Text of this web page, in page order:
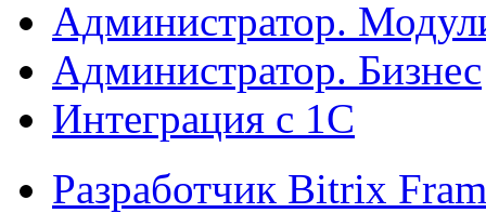
Администратор.
Администратор. Бизнес
Интеграция с 1С
Разработчик Bitrix